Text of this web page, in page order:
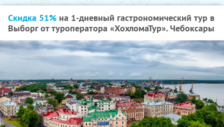
Скидка 51% на 1-дневный гастрономический тур в
Выборг от туроператора «ХохломаТур». Чебоксары